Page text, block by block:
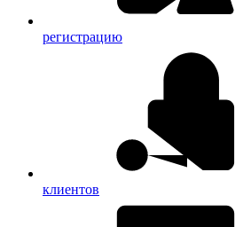
регистрацию
клиентов